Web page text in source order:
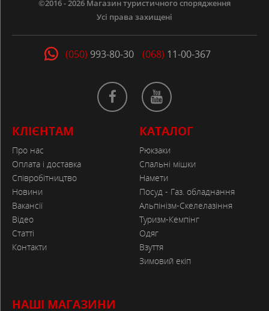
©2016 - 2026 Магазин туристичного спорядження
Усі права захищені
(050) 993-80-30 (068) 11-00-367
КЛІЄНТАМ
Про нас
Оплата і доставка
Співробітництво
Новини
Вакансії
Відео
Статті
Контакти
КАТАЛОГ
Рюкзаки
Спальні мішки
Намети
Посуд - Газ. обладнання
Альпінізм-Скелелазіння
Туризм-Кемпінг
Одяг
Взуття
Зимовий екіп
НАШІ МАГАЗИНИ